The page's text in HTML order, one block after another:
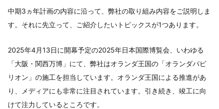
中期3ヵ年計画の内容に沿って、弊社の取り組み内容をご説明しま
す。それに先立って、ご紹介したいトピックスが1つあります。
2025年4月13日に開幕予定の2025年日本国際博覧会、いわゆる
「大阪・関西万博」にて、弊社はオランダ王国の「オランダパビ
リオン」の施工を担当しています。オランダ王国による推進があ
り、メディアにも非常に注目されています。引き続き、竣工に向
けて注力しているところです。